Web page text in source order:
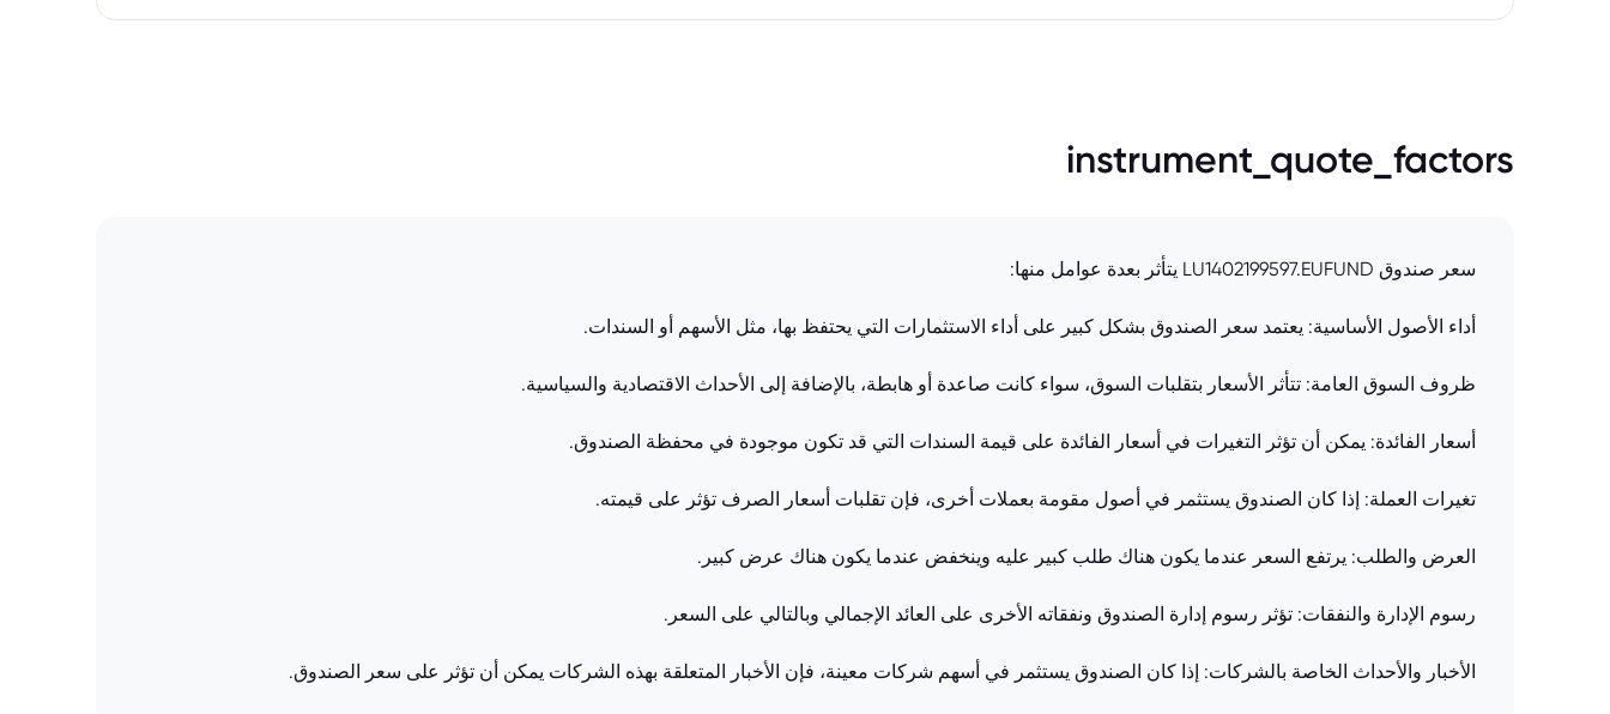
instrument_quote_factors
سعر صندوق LU1402199597.EUFUND يتأثر بعدة عوامل منها:
أداء الأصول الأساسية: يعتمد سعر الصندوق بشكل كبير على أداء الاستثمارات التي يحتفظ بها، مثل الأسهم أو السندات.
ظروف السوق العامة: تتأثر الأسعار بتقلبات السوق، سواء كانت صاعدة أو هابطة، بالإضافة إلى الأحداث الاقتصادية والسياسية.
أسعار الفائدة: يمكن أن تؤثر التغيرات في أسعار الفائدة على قيمة السندات التي قد تكون موجودة في محفظة الصندوق.
تغيرات العملة: إذا كان الصندوق يستثمر في أصول مقومة بعملات أخرى، فإن تقلبات أسعار الصرف تؤثر على قيمته.
العرض والطلب: يرتفع السعر عندما يكون هناك طلب كبير عليه وينخفض عندما يكون هناك عرض كبير.
رسوم الإدارة والنفقات: تؤثر رسوم إدارة الصندوق ونفقاته الأخرى على العائد الإجمالي وبالتالي على السعر.
الأخبار والأحداث الخاصة بالشركات: إذا كان الصندوق يستثمر في أسهم شركات معينة، فإن الأخبار المتعلقة بهذه الشركات يمكن أن تؤثر على سعر الصندوق.